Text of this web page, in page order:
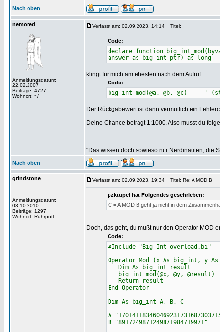
Nach oben
nemored
Anmeldungsdatum:
22.02.2007
Beiträge: 4727
Wohnort: ~/
Verfasst am: 02.09.2023, 14:14 Titel:
Code:
declare function
answer as big_int ptr) as long
klingt für mich am ehesten nach dem Aufruf
Code:
big_int_mod(@a, @b, @c) '
Der Rückgabewert ist dann vermutlich ein
Deine Chance beträgt 1:1000. Also musst du
-----
"Das wissen doch sowieso nur Nerdinauten, die
Nach oben
grindstone
Anmeldungsdatum:
03.10.2010
Beiträge: 1297
Wohnort: Ruhrpott
Verfasst am: 02.09.2023, 19:34 Titel: Re: A MOD B
pzktupel hat Folgendes geschrieben:
C = A MOD B geht ja nicht in dem
Doch, das geht, du mußt nur den Operator MOD
Code:
#Include "Big-Int overload.bi"
Operator Mod (x As big_int, y
Dim As big_int result
big_int_mod(@x, @y, @result)
Return result
End Operator
Dim As big_int A, B, C
B="8917249871249871984719971"